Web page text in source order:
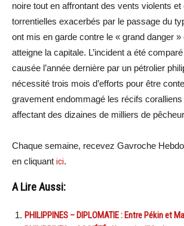
noire tout en affrontant des vents violents et
torrentielles exacerbés par le passage du
ont mis en garde contre le « grand danger
atteigne la capitale. L’incident a été
causée l’année dernière par un pétrolier
nécessité trois mois d’efforts pour être
gravement endommagé les récifs
affectant des dizaines de milliers de
Chaque semaine, recevez Gavroche
en cliquant ici.
A Lire Aussi:
PHILIPPINES – DIPLOMATIE : Entre Pékin et